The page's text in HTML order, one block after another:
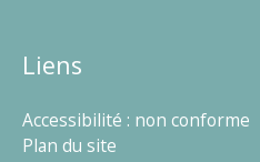
Liens
Accessibilité : non conforme
Plan du site